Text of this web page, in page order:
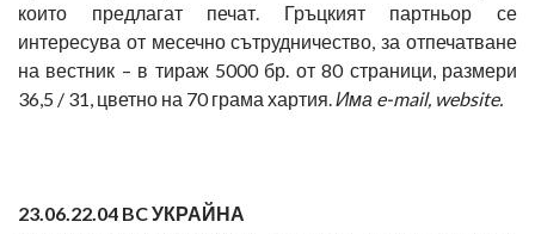
които предлагат печат. Гръцкият партньор се
интересува от месечно сътрудничество, за отпечатване
на вестник – в тираж 5000 бр. от 80 страници, размери
36,5 / 31, цветно на 70 грама хартия.Има e-mail, website.
23.06.22.04 BCУКРАЙНА